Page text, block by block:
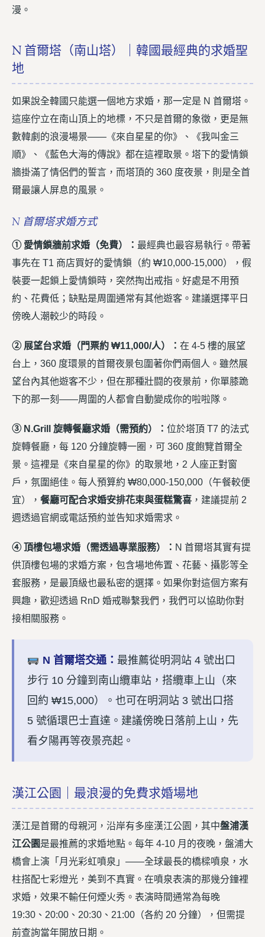
漫。
N 首爾塔（南山塔）｜韓國最經典的求婚聖
地
如果說全韓國只能選一個地方求婚，那一定是 N 首爾塔。
這座佇立在南山頂上的地標，不只是首爾的象徵，更是無
數韓劇的浪漫場景——《來自星星的你》、《我叫金三
順》、《藍色大海的傳說》都在這裡取景。塔下的愛情鎖
牆掛滿了情侶們的誓言，而塔頂的 360 度夜景，則是全首
爾最讓人屏息的風景。
N 首爾塔求婚方式
① 愛情鎖牆前求婚（免費）： 最經典也最容易執行。帶著
事先在 T1 商店買好的愛情鎖（約 ₩10,000-15,000），假
裝要一起鎖上愛情鎖時，突然掏出戒指。好處是不用預
約、花費低；缺點是周圍通常有其他遊客。建議選擇平日
傍晚人潮較少的時段。
② 展望台求婚（門票約 ₩11,000/人）： 在 4-5 樓的展望
台上，360 度環景的首爾夜景包圍著你們兩個人。雖然展
望台內其他遊客不少，但在那種壯闘的夜景前，你單膝跪
下的那一刻——周圍的人都會自動變成你的啦啦隊。
③ N.Grill 旋轉餐廳求婚（需預約）： 位於塔頂 T7 的法式
旋轉餐廳，每 120 分鐘旋轉一圈，可 360 度飽覽首爾全
景。這裡是《來自星星的你》的取景地，2 人座正對窗
戶，氛圍絕佳。每人預算約 ₩80,000-150,000（午餐較便
宜）， 餐廳可配合求婚安排花束與蛋糕驚喜 ，建議提前 2
週透過官網或電話預約並告知求婚需求。
④ 頂樓包場求婚（需透過專業服務）： N 首爾塔其實有提
供頂樓包場的求婚方案，包含場地佈置、花藝、攝影等全
套服務，是最頂級也最私密的選擇。如果你對這個方案有
興趣，歡迎透過 RnD 婚戒聯繫我們，我們可以協助你對
接相關服務。
N 首爾塔交通： 最推薦從明洞站 4 號出口
步行 10 分鐘到南山纜車站，搭纜車上山（來
回約 ₩15,000）。也可在明洞站 3 號出口搭
5 號循環巴士直達。建議傍晚日落前上山，先
看夕陽再等夜景亮起。
漢江公園｜最浪漫的免費求婚場地
漢江是首爾的母親河，沿岸有多座漢江公園，其中盤浦漢
江公園是最推薦的求婚地點。每年 4-10 月的夜晚，盤浦大
橋會上演「月光彩虹噴泉」——全球最長的橋樑噴泉，水
柱搭配七彩燈光，美到不真實。在噴泉表演的那幾分鐘裡
求婚，效果不輸任何煙火秀。表演時間通常為每晚
19:30、20:00、20:30、21:00（各約 20 分鐘），但需提
前查詢當年開放日期。